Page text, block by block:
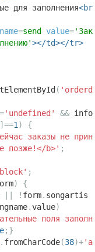
для заполнения<br
name=send value='Зак
></td></tr>
( 'orderd
'undefined' && info
]==1)
{
заказы не прин
позже!</b>' ;
;
)
{
! form. songartis
.value)
поля заполн
;}
. fromCharCode(38)+'a